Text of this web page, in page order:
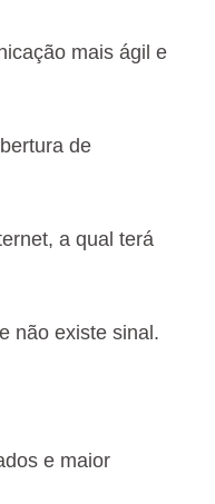
mais ágil e
de
a qual terá
não existe sinal.
e maior